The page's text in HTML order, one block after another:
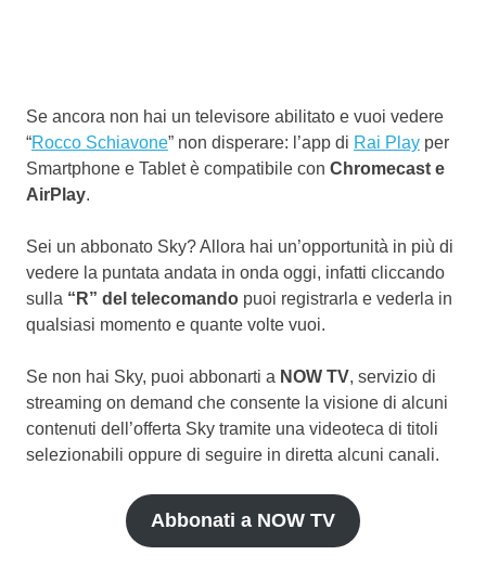
Se ancora non hai un televisore abilitato e vuoi vedere
“Rocco Schiavone” non disperare: l’app di Rai Play per
Smartphone e Tablet è compatibile con Chromecast e
AirPlay.
Sei un abbonato Sky? Allora hai un’opportunità in più di
vedere la puntata andata in onda oggi, infatti cliccando
sulla “R” del telecomando puoi registrarla e vederla in
qualsiasi momento e quante volte vuoi.
Se non hai Sky, puoi abbonarti a NOW TV, servizio di
streaming on demand che consente la visione di alcuni
contenuti dell’offerta Sky tramite una videoteca di titoli
selezionabili oppure di seguire in diretta alcuni canali.
Abbonati a NOW TV